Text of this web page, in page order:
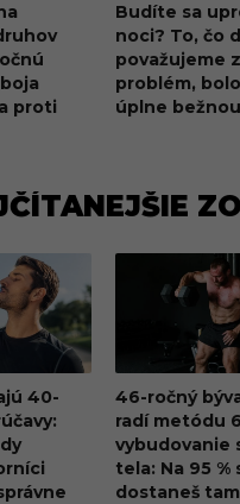
proti
Budíte sa
noci? To, čo
považujeme
problém,
úplne bežnou
40-
46-ročný
radí metódu
vybudovanie
tela: Na 95 %
dostaneš